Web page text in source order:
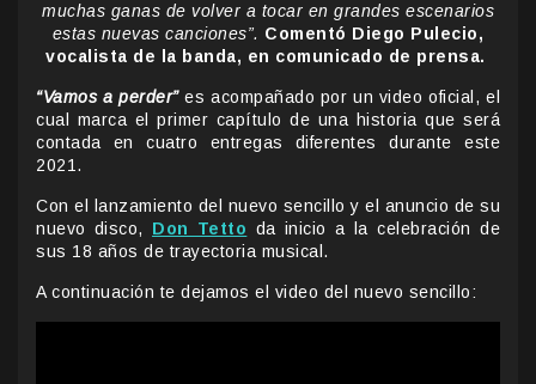
muchas ganas de volver a tocar en grandes escenarios
estas nuevas canciones”. Comentó Diego Pulecio,
vocalista de la banda, en comunicado de prensa.
“Vamos a perder” es acompañado por un video oficial, el
cual marca el primer capítulo de una historia que será
contada en cuatro entregas diferentes durante este
2021.
Con el lanzamiento del nuevo sencillo y el anuncio de su
nuevo disco, Don Tetto da inicio a la celebración de
sus 18 años de trayectoria musical.
A continuación te dejamos el video del nuevo sencillo: